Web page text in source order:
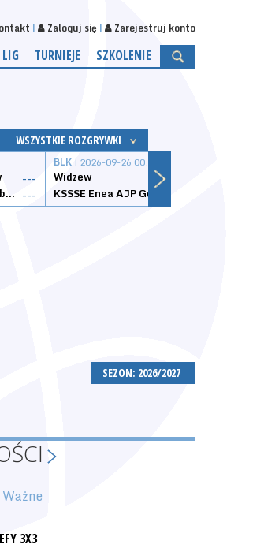
Zaloguj się Zarejestruj konto
TURNIEJE SZKOLENIE
WSZYSTKIE ROZGRYWKI
---
Datzzy Kotwica Port Kołobrzeg ---
BLK | 2026-09-26 00:00
Widzew
SEZON: 2026/2027
Ważne
3X3